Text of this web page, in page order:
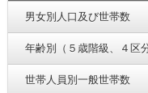
男女別人口及び世帯数
年齢別（５歳階級、４区
世帯人員別一般世帯数